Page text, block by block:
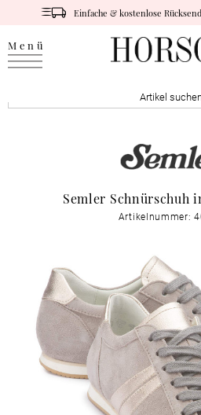
Einfache & kostenlose
Menü
Semler Schnürschuh
Artikelnummer: